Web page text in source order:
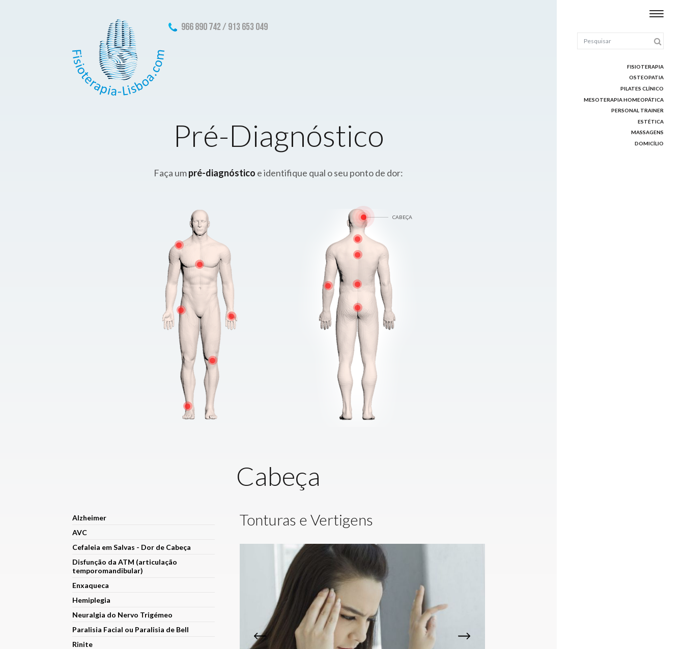
FISIOTERAPIA
OSTEOPATIA
PILATES CLÍNICO
MESOTERAPIA HOMEOPÁTICA
PERSONAL TRAINER
ESTÉTICA
MASSAGENS
DOMICÍLIO
966 890 742 / 913 653 049
Pré-Diagnóstico
Faça umpré-diagnóstico e identifique qual o seu ponto de dor:
CABEÇA
Cabeça
Alzheimer
AVC
Cefaleia em Salvas - Dor de Cabeça
Disfunção da ATM (articulação
temporomandibular)
Enxaqueca
Hemiplegia
Neuralgia do Nervo Trigémeo
Paralisia Facial ou Paralisia de Bell
Rinite
Tonturas e Vertigens